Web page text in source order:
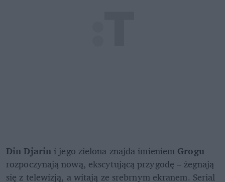
Din Djarin i jego zielona znajda imieniem Grogu
rozpoczynają nową, ekscytującą przygodę – żegnają